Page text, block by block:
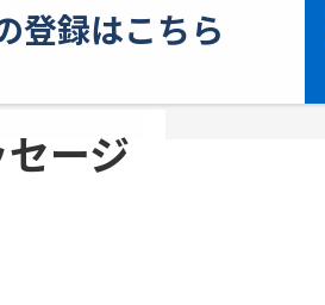
登録はこちら
ージ